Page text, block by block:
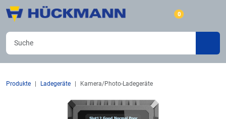
0
Produkte Ladegeräte Kamera/Photo-Ladegeräte